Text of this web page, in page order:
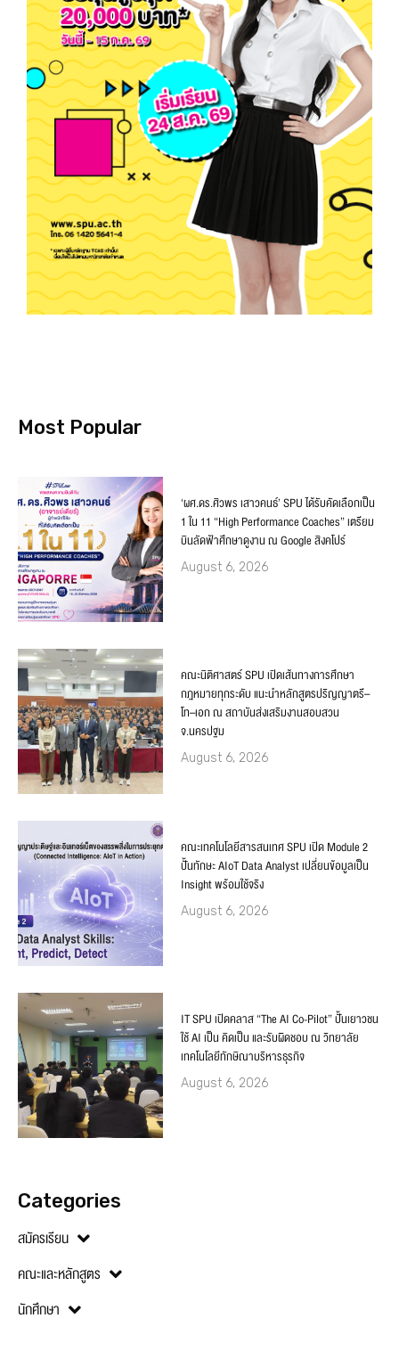
Most Popular
‘ผศ.ดร.ศิวพร เสาวคนธ์’ SPU ได้รับคัดเลือกเป็น
1 ใน 11 “High Performance Coaches” เตรียม
บินลัดฟ้าศึกษาดูงาน ณ Google สิงคโปร์
August 6, 2026
คณะนิติศาสตร์ SPU เปิดเส้นทางการศึกษา
กฎหมายทุกระดับ แนะนำหลักสูตรปริญญาตรี–
โท–เอก ณ สถาบันส่งเสริมงานสอบสวน
จ.นครปฐม
August 6, 2026
คณะเทคโนโลยีสารสนเทศ SPU เปิด Module 2
ปั้นทักษะ AIoT Data Analyst เปลี่ยนข้อมูลเป็น
Insight พร้อมใช้จริง
August 6, 2026
IT SPU เปิดคลาส “The AI Co-Pilot” ปั้นเยาวชน
ใช้ AI เป็น คิดเป็น และรับผิดชอบ ณ วิทยาลัย
เทคโนโลยีทักษิณาบริหารธุรกิจ
August 6, 2026
Categories
สมัครเรียน
คณะและหลักสูตร
นักศึกษา